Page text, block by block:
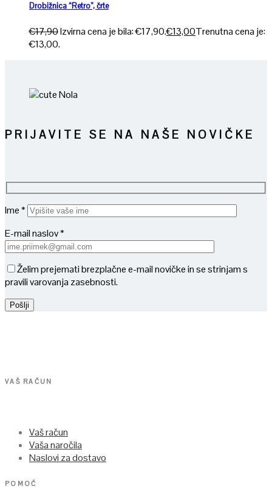
Drobižnica “Retro”, črte
€17,90Izvirna cena je bila: €17,90.€13,00Trenutna cena je:
€13,00.
PRIJAVITE SE NA NAŠE NOVIČKE
Ime *
E-mail naslov *
Želim prejemati brezplačne e-mail novičke in se strinjam s
pravili varovanja zasebnosti.
VAŠ RAČUN
Vaš račun
Vaša naročila
Naslovi za dostavo
POMOČ